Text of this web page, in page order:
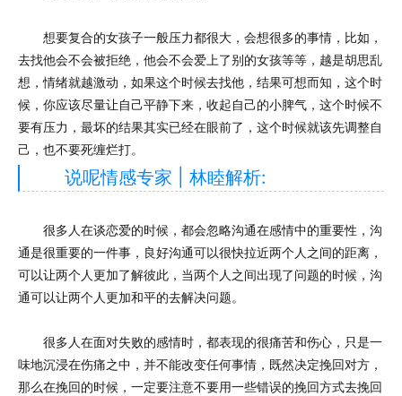
想要复合的女孩子一般压力都很大，会想很多的事情，比如，
去找他会不会被拒绝，他会不会爱上了别的女孩等等，越是胡思乱
想，情绪就越激动，如果这个时候去找他，结果可想而知，这个时
候，你应该尽量让自己平静下来，收起自己的小脾气，这个时候不
要有压力，最坏的结果其实已经在眼前了，这个时候就该先调整自
己，也不要死缠烂打。
说呢情感专家 | 林睦解析:
很多人在谈恋爱的时候，都会忽略沟通在感情中的重要性，沟
通是很重要的一件事，良好沟通可以很快拉近两个人之间的距离，
可以让两个人更加了解彼此，当两个人之间出现了问题的时候，沟
通可以让两个人更加和平的去解决问题。
很多人在面对失败的感情时，都表现的很痛苦和伤心，只是一
味地沉浸在伤痛之中，并不能改变任何事情，既然决定挽回对方，
那么在挽回的时候，一定要注意不要用一些错误的挽回方式去挽回